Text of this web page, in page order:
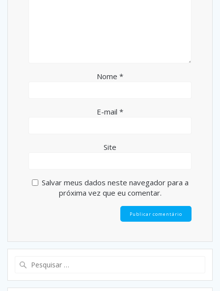
Nome *
E-mail *
Site
Salvar meus dados neste navegador para a
próxima vez que eu comentar.